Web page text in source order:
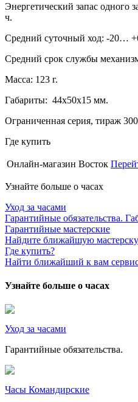
Энергетический запас одного
ч.
Средний суточный ход: -20…
Средний срок службы
Масса: 123 г.
Габариты: 44х50х15 мм.
Ограниченная серия, тираж
Где купить
Онлайн-магазин Восток
Узнайте больше о часах
Уход за часами
Гарантийные обязательства.
Гарантийные мастерские
Найдите ближайшую
Где купить?
Найти ближайший к вам
Узнайте больше о часах
Уход за часами
Гарантийные обязательства.
Часы Командирские